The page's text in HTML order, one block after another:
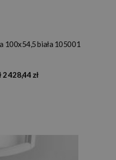
100x54,5 biała 105001
2 428,44 zł